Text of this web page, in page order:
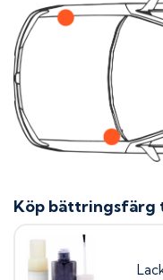
Köp bättringsfärg